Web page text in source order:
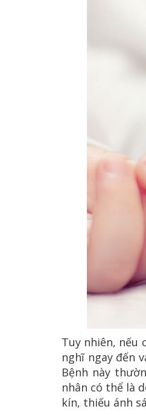
Tuy nhiên, nếu
nghĩ ngay đến
Bệnh này
nhân có thể là
kín, thiếu ánh